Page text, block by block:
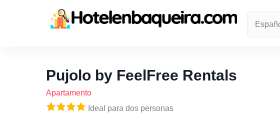
Pujolo by FeelFree Rentals
Apartamento
Ideal para dos personas